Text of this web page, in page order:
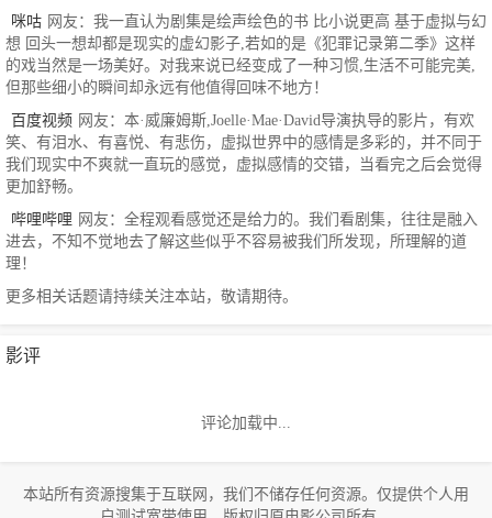
咪咕 网友：我一直认为剧集是绘声绘色的书 比小说更高 基于虚拟与幻
想 回头一想却都是现实的虚幻影子,若如的是《犯罪记录第二季》这样
的戏当然是一场美好。对我来说已经变成了一种习惯,生活不可能完美,
但那些细小的瞬间却永远有他值得回味不地方！
百度视频 网友：本·威廉姆斯,Joelle·Mae·David导演执导的影片，有欢
笑、有泪水、有喜悦、有悲伤，虚拟世界中的感情是多彩的，并不同于
我们现实中不爽就一直玩的感觉，虚拟感情的交错，当看完之后会觉得
更加舒畅。
哔哩哔哩 网友：全程观看感觉还是给力的。我们看剧集，往往是融入
进去，不知不觉地去了解这些似乎不容易被我们所发现，所理解的道
理！
更多相关话题请持续关注本站，敬请期待。
影评
评论加载中...
本站所有资源搜集于互联网，我们不储存任何资源。仅提供个人用